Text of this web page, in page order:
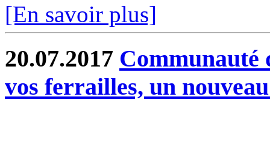
[En savoir plus]
20.07.2017 Communauté
vos ferrailles, un